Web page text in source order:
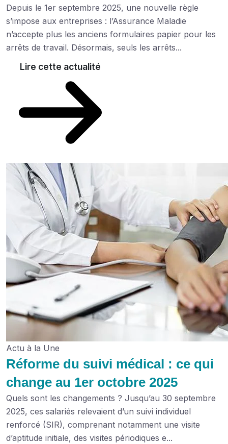
Depuis le 1er septembre 2025, une nouvelle règle
s’impose aux entreprises : l’Assurance Maladie
n’accepte plus les anciens formulaires papier pour les
arrêts de travail. Désormais, seuls les arrêts...
Lire cette actualité
Actu à la Une
Réforme du suivi médical : ce qui
change au 1er octobre 2025
Quels sont les changements ? Jusqu’au 30 septembre
2025, ces salariés relevaient d’un suivi individuel
renforcé (SIR), comprenant notamment une visite
d’aptitude initiale, des visites périodiques e...